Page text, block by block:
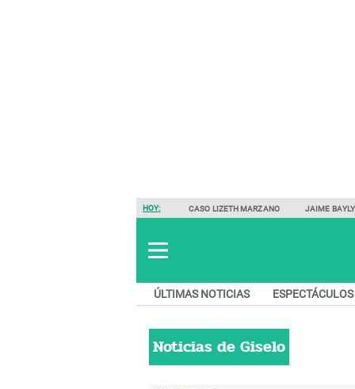
HOY: CASO LIZETH MARZANO JAIME BAYLY
ÚLTIMAS NOTICIAS ESPECTÁCULOS
Noticias deGiselo